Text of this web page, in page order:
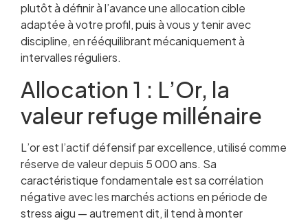
plutôt à définir à l’avance une allocation cible
adaptée à votre profil, puis à vous y tenir avec
discipline, en rééquilibrant mécaniquement à
intervalles réguliers.
Allocation 1 : L’Or, la
valeur refuge millénaire
L’or est l’actif défensif par excellence, utilisé comme
réserve de valeur depuis 5 000 ans. Sa
caractéristique fondamentale est sa corrélation
négative avec les marchés actions en période de
stress aigu — autrement dit, il tend à monter